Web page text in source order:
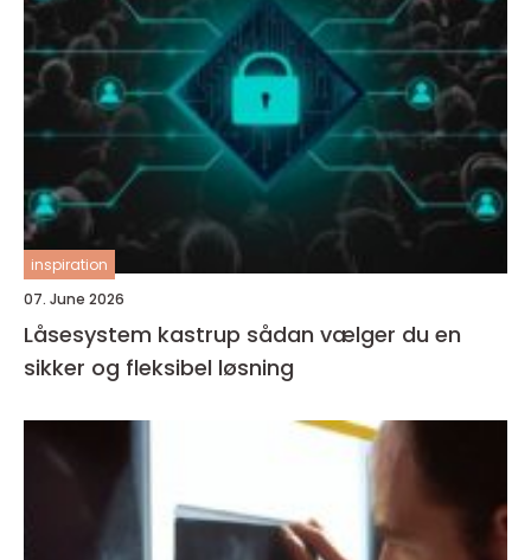
inspiration
07. June 2026
Låsesystem kastrup sådan vælger du en
sikker og fleksibel løsning